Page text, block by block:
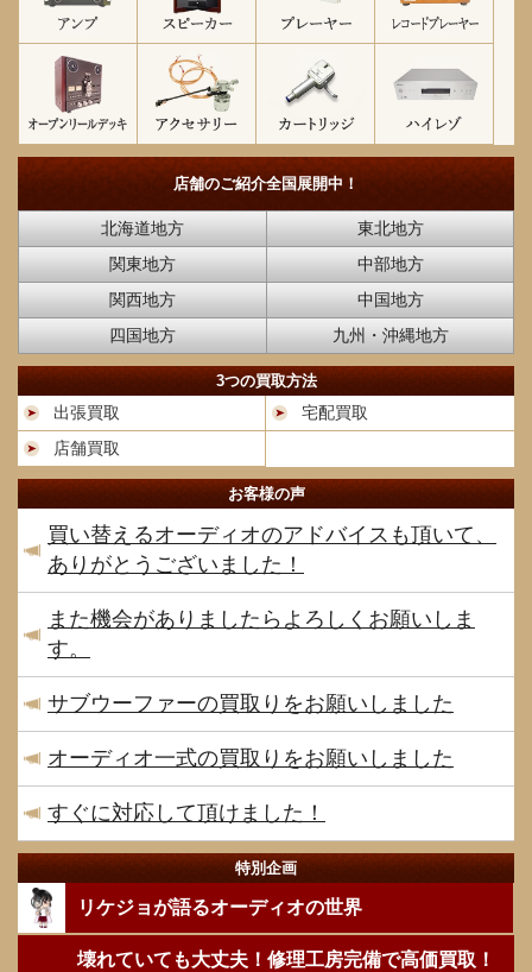
店舗のご紹介全国展開中！
北海道地方
東北地方
関東地方
中部地方
関西地方
中国地方
四国地方
九州・沖縄地方
3つの買取方法
出張買取
宅配買取
店舗買取
お客様の声
買い替えるオーディオのアドバイスも頂いて、
ありがとうございました！
また機会がありましたらよろしくお願いしま
す。
サブウーファーの買取りをお願いしました
オーディオ一式の買取りをお願いしました
すぐに対応して頂けました！
特別企画
リケジョが語るオーディオの世界
壊れていても大丈夫！修理工房完備で高価買取！